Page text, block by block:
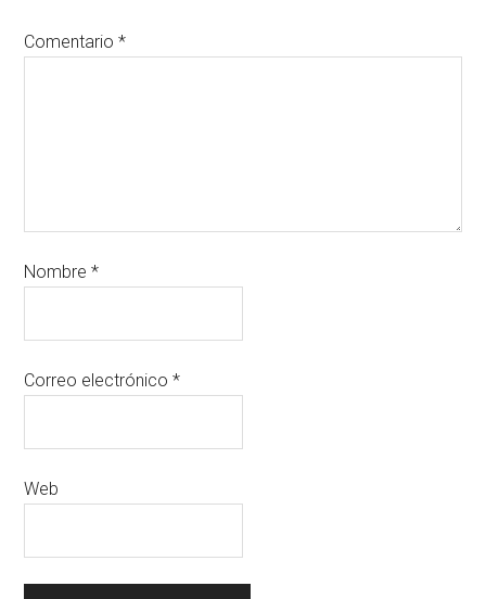
Comentario*
Nombre*
Correo electrónico*
Web